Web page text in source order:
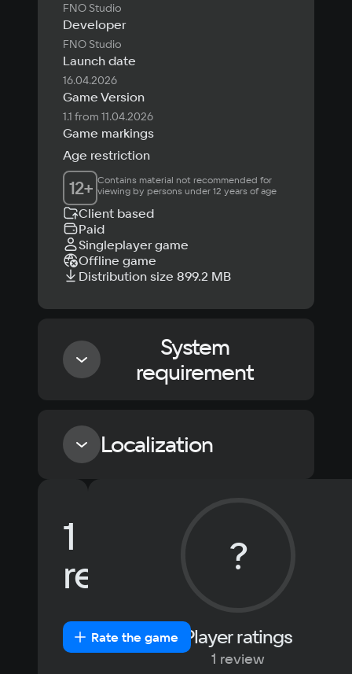
FNO Studio
Developer
FNO Studio
Launch date
16.04.2026
Game Version
1.1 from 11.04.2026
Game markings
Age restriction
12+ Contains material not recommended for
viewing by persons under 12 years of age
Client based
Paid
Singleplayer game
Offline game
Distribution size 899.2 MB
System
requirement
Minimum
i5 4460
8 GB
Video card
Space
0.9 GB
Localization
Korean
Japanese
Turkish
1
review
Most
helpfulNewPositiveNeutralNegative
Rate the game
?
Player ratings
1 review